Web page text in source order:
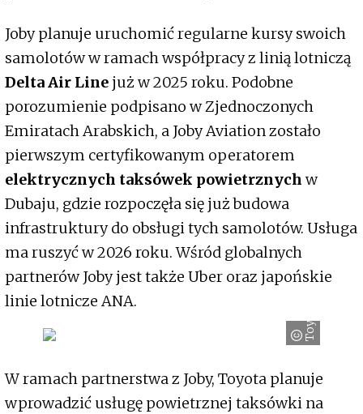
Joby planuje uruchomić regularne kursy swoich
samolotów w ramach współpracy z linią lotniczą
Delta Air Line już w 2025 roku. Podobne
porozumienie podpisano w Zjednoczonych
Emiratach Arabskich, a Joby Aviation zostało
pierwszym certyfikowanym operatorem
elektrycznych taksówek powietrznychw
Dubaju, gdzie rozpoczęła się już budowa
infrastruktury do obsługi tych samolotów. Usługa
ma ruszyć w 2026 roku. Wśród globalnych
partnerów Joby jest także Uber oraz japońskie
linie lotnicze ANA.
Toyota
W ramach partnerstwa z Joby, Toyota planuje
wprowadzić usługę powietrznej taksówki na